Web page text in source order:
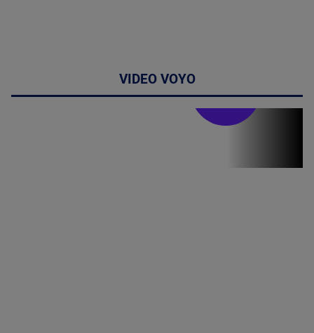
VIDEO VOYO